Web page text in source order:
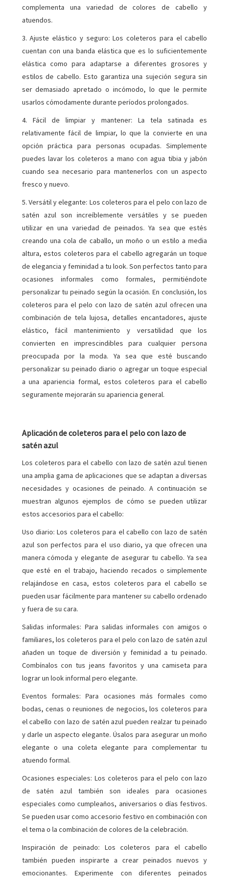
complementa una variedad de colores de cabello y
atuendos.
3. Ajuste elástico y seguro: Los coleteros para el cabello
cuentan con una banda elástica que es lo suficientemente
elástica como para adaptarse a diferentes grosores y
estilos de cabello. Esto garantiza una sujeción segura sin
ser demasiado apretado o incómodo, lo que le permite
usarlos cómodamente durante períodos prolongados.
4. Fácil de limpiar y mantener: La tela satinada es
relativamente fácil de limpiar, lo que la convierte en una
opción práctica para personas ocupadas. Simplemente
puedes lavar los coleteros a mano con agua tibia y jabón
cuando sea necesario para mantenerlos con un aspecto
fresco y nuevo.
5. Versátil y elegante: Los coleteros para el pelo con lazo de
satén azul son increíblemente versátiles y se pueden
utilizar en una variedad de peinados. Ya sea que estés
creando una cola de caballo, un moño o un estilo a media
altura, estos coleteros para el cabello agregarán un toque
de elegancia y feminidad a tu look. Son perfectos tanto para
ocasiones informales como formales, permitiéndote
personalizar tu peinado según la ocasión. En conclusión, los
coleteros para el pelo con lazo de satén azul ofrecen una
combinación de tela lujosa, detalles encantadores, ajuste
elástico, fácil mantenimiento y versatilidad que los
convierten en imprescindibles para cualquier persona
preocupada por la moda. Ya sea que esté buscando
personalizar su peinado diario o agregar un toque especial
a una apariencia formal, estos coleteros para el cabello
seguramente mejorarán su apariencia general.
Aplicación de coleteros para el pelo con lazo de
satén azul
Los coleteros para el cabello con lazo de satén azul tienen
una amplia gama de aplicaciones que se adaptan a diversas
necesidades y ocasiones de peinado. A continuación se
muestran algunos ejemplos de cómo se pueden utilizar
estos accesorios para el cabello:
Uso diario: Los coleteros para el cabello con lazo de satén
azul son perfectos para el uso diario, ya que ofrecen una
manera cómoda y elegante de asegurar tu cabello. Ya sea
que esté en el trabajo, haciendo recados o simplemente
relajándose en casa, estos coleteros para el cabello se
pueden usar fácilmente para mantener su cabello ordenado
y fuera de su cara.
Salidas informales: Para salidas informales con amigos o
familiares, los coleteros para el pelo con lazo de satén azul
añaden un toque de diversión y feminidad a tu peinado.
Combínalos con tus jeans favoritos y una camiseta para
lograr un look informal pero elegante.
Eventos formales: Para ocasiones más formales como
bodas, cenas o reuniones de negocios, los coleteros para
el cabello con lazo de satén azul pueden realzar tu peinado
y darle un aspecto elegante. Úsalos para asegurar un moño
elegante o una coleta elegante para complementar tu
atuendo formal.
Ocasiones especiales: Los coleteros para el pelo con lazo
de satén azul también son ideales para ocasiones
especiales como cumpleaños, aniversarios o días festivos.
Se pueden usar como accesorio festivo en combinación con
el tema o la combinación de colores de la celebración.
Inspiración de peinado: Los coleteros para el cabello
también pueden inspirarte a crear peinados nuevos y
emocionantes. Experimente con diferentes peinados